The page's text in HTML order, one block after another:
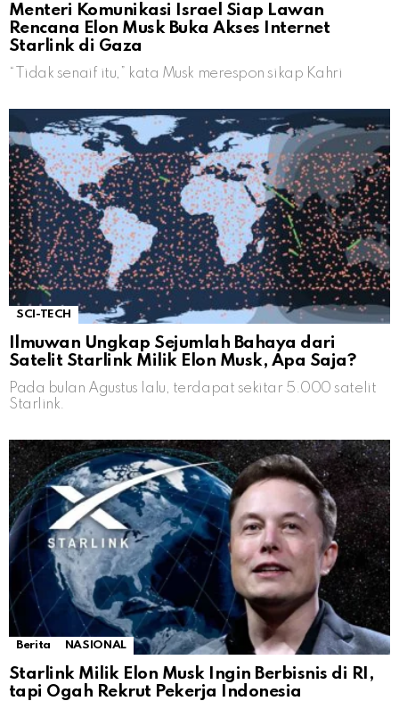
Menteri Komunikasi Israel Siap Lawan
Rencana Elon Musk Buka Akses Internet
Starlink di Gaza
“Tidak senaif itu,” kata Musk merespon sikap Kahri
SCI-TECH
Ilmuwan Ungkap Sejumlah Bahaya dari
Satelit Starlink Milik Elon Musk, Apa Saja?
Pada bulan Agustus lalu, terdapat sekitar 5.000 satelit
Starlink.
Berita NASIONAL
Starlink Milik Elon Musk Ingin Berbisnis di RI,
tapi Ogah Rekrut Pekerja Indonesia